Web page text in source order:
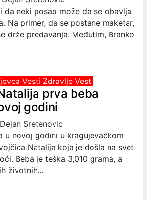
da neki posao može da se obavlja
Na primer, da se postane maketar,
drže predavanja. Međutim, Branko
Vesti Zdravlje Vesti
prva beba
godini
Dejan Sretenovic
u novoj godini u kragujevačkom
Natalija koja je došla na svet
Beba je teška 3,010 grama, a
životnih…